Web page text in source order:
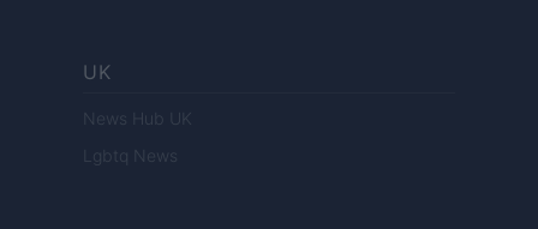
UK
News Hub UK
Lgbtq News